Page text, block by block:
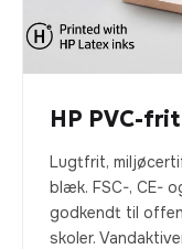
HP PVC-
Lugtfrit,
blæk. FSC-, CE-
godkendt til
skoler.